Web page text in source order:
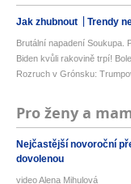
Jak zhubnout Trendy
Brutální napadení Soukupa.
Biden kvůli rakovině trpí!
Rozruch v Grónsku:
Pro ženy a
Nejčastější novoroční
dovolenou
video Alena Mihulová